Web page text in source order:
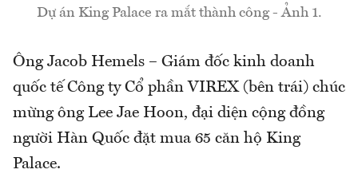
Dự án King Palace ra mắt thành công - Ảnh 1.
Ông Jacob Hemels – Giám đốc kinh doanh
quốc tế Công ty Cổ phần VIREX (bên trái) chúc
mừng ông Lee Jae Hoon, đại diện cộng đồng
người Hàn Quốc đặt mua 65 căn hộ King
Palace.